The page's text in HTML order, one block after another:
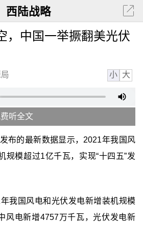
西陆战略
，中国一举撅翻美光伏
小 大
听全文
布的最新数据显示，2021年我国风
规模超过1亿千瓦，实现“十四五”发
我国风电和光伏发电新增装机规模
风电新增4757万千瓦，光伏发电新